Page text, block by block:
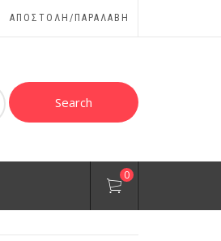
ΑΠΟΣΤΟΛΗ/ΠΑΡΑΛΑΒΗ
Search
0